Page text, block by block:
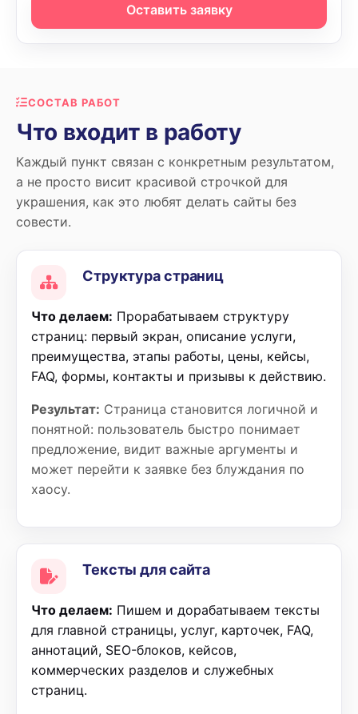
Оставить заявку
СОСТАВ РАБОТ
Что входит в работу
Каждый пункт связан с конкретным результатом,
а не просто висит красивой строчкой для
украшения, как это любят делать сайты без
совести.
Структура страниц
Что делаем: Прорабатываем структуру
страниц: первый экран, описание услуги,
преимущества, этапы работы, цены, кейсы,
FAQ, формы, контакты и призывы к действию.
Результат: Страница становится логичной и
понятной: пользователь быстро понимает
предложение, видит важные аргументы и
может перейти к заявке без блуждания по
хаосу.
Тексты для сайта
Что делаем: Пишем и дорабатываем тексты
для главной страницы, услуг, карточек, FAQ,
аннотаций, SEO-блоков, кейсов,
коммерческих разделов и служебных
страниц.